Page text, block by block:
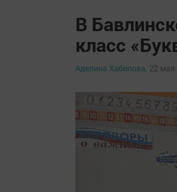
В
класс
Аделина Хабипова, 22 мая